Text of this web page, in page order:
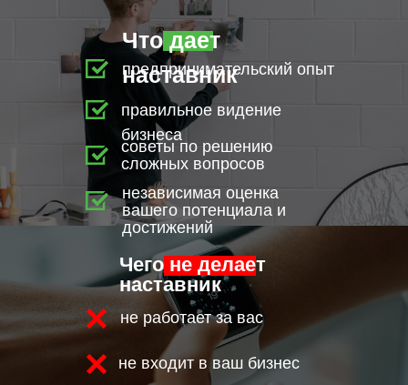
Чего не делает
наставник
предпринимательский опыт
правильное видение
бизнеса
независимая оценка
вашего потенциала и
достижений
советы по решению
сложных вопросов
не работает за вас
не входит в ваш бизнес
Что дает
наставник